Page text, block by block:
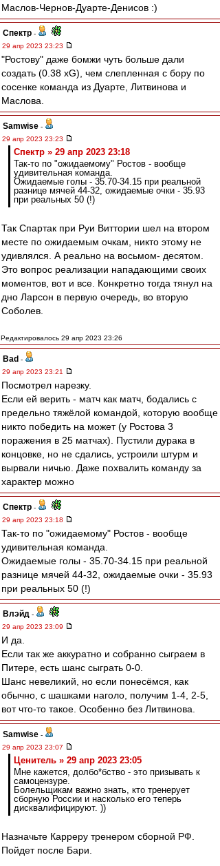
Маслов-Чернов-Дуарте-Денисов :)
Спектр -
29 апр 2023 23:23
"Ростову" даже бомжи чуть больше дали
создать (0.38 xG), чем слепленная с бору по
сосенке команда из Дуарте, Литвинова и
Маслова.
Samwise -
29 апр 2023 23:23
Спектр » 29 апр 2023 23:18
Так-то по "ожидаемому" Ростов - вообще
удивительная команда.
Ожидаемые голы - 35.70-34.15 при реальной
разнице мячей 44-32, ожидаемые очки - 35.93
при реальных 50 (!)
Так Спартак при Руи Виттории шел на втором
месте по ожидаемым очкам, никто этому не
удивлялся. А реально на восьмом- десятом.
Это вопрос реализации нападающими своих
моментов, вот и все. Конкретно тогда тянул на
дно Ларсон в первую очередь, во вторую
Соболев.
Редактировалось 29 апр 2023 23:26
Bad -
29 апр 2023 23:21
Посмотрел нарезку.
Если ей верить - матч как матч, бодались с
предельно тяжёлой командой, которую вообще
никто победить на может (у Ростова 3
поражения в 25 матчах). Пустили дурака в
концовке, но не сдались, устроили штурм и
вырвали ничью. Даже похвалить команду за
характер можно
Спектр -
29 апр 2023 23:18
Так-то по "ожидаемому" Ростов - вообще
удивительная команда.
Ожидаемые голы - 35.70-34.15 при реальной
разнице мячей 44-32, ожидаемые очки - 35.93
при реальных 50 (!)
Влэйд -
29 апр 2023 23:09
И да.
Если так же аккуратно и собранно сыграем в
Питере, есть шанс сыграть 0-0.
Шанс невеликий, но если понесёмся, как
обычно, с шашками наголо, получим 1-4, 2-5,
вот что-то такое. Особенно без Литвинова.
Samwise -
29 апр 2023 23:07
Ценитель » 29 апр 2023 23:05
Мне кажется, долбо*бство - это призывать к
самоцензуре.
Болельщикам важно знать, кто тренерует
сборную России и насколько его теперь
дисквалифицируют. ))
Назначьте Карреру тренером сборной РФ.
Пойдет после Бари.